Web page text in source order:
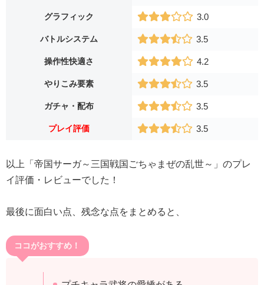
グラフィック 3.0
バトルシステム 3.5
操作性快適さ 4.2
やりこみ要素 3.5
ガチャ・配布 3.5
プレイ評価 3.5
以上「帝国サーガ～三国戦国ごちゃまぜの乱世～」のプレ
イ評価・レビューでした！
最後に面白い点、残念な点をまとめると、
ココがおすすめ！